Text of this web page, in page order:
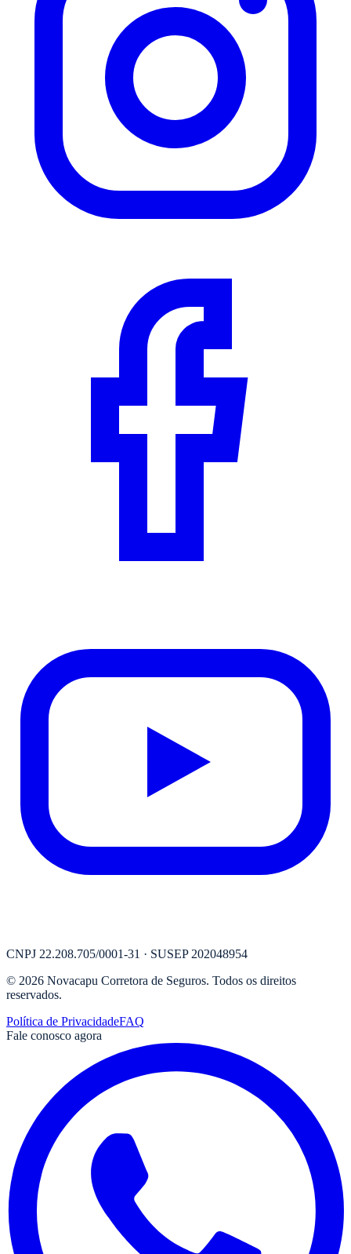
CNPJ 22.208.705/0001-31 · SUSEP 202048954
© 2026 Novacapu Corretora de Seguros. Todos os direitos
reservados.
Política de PrivacidadeFAQ
Fale conosco agora